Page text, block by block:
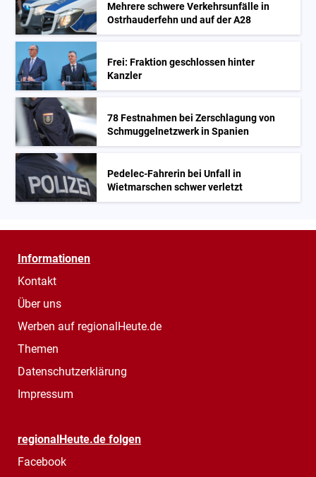
Mehrere schwere Verkehrsunfälle in
Ostrhauderfehn und auf der A28
Frei: Fraktion geschlossen hinter
Kanzler
78 Festnahmen bei Zerschlagung von
Schmuggelnetzwerk in Spanien
Pedelec-Fahrerin bei Unfall in
Wietmarschen schwer verletzt
Informationen
Kontakt
Über uns
Werben auf regionalHeute.de
Themen
Datenschutzerklärung
Impressum
regionalHeute.de folgen
Facebook